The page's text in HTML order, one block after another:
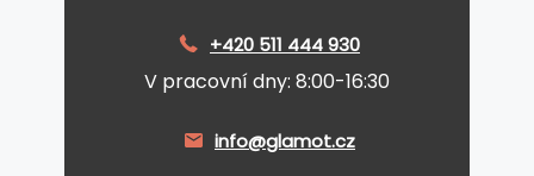
+420 511 444 930
V pracovní dny: 8:00-16:30
info@glamot.cz